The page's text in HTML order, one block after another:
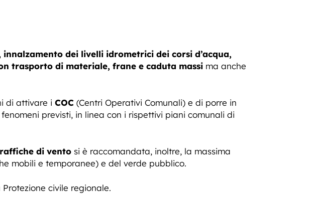
dei livelli idrometrici dei corsi d’acqua,
trasporto di materiale, frane e caduta massi ma anche
di attivare i COC (Centri Operativi Comunali) e di porre in
previsti, in linea con i rispettivi piani comunali di
raffiche di vento si è raccomandata, inoltre, la massima
mobili e temporanee) e del verde pubblico.
civile regionale.